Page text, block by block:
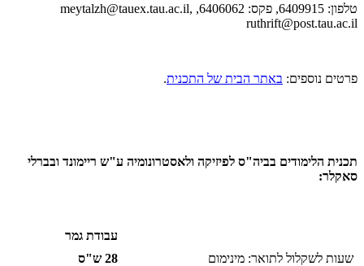
טלפון: 6409915, פקס: 6406062, meytalzh@tauex.tau.ac.il,
ruthrift@post.tau.ac.il
פרטים נוספים: באתר הבית של התכנית.
תכנית הלימודים בביה"ס לפיזיקה ולאסטרונומיה ע"ש ריימונד ובברלי
סאקלר:
עבודת גמר
שעות לשקלול לתואר: מינימום
28 ש"ס